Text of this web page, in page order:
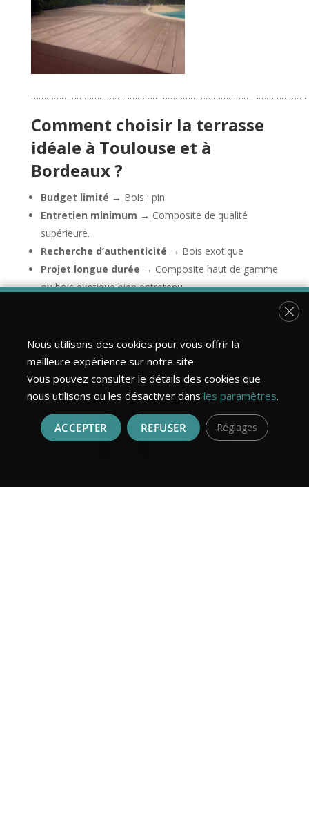
Comment choisir la terrasse
idéale à Toulouse et à
Bordeaux ?
Budget limité → Bois : pin
Entretien minimum → Composite de qualité
supérieure.
Recherche d’authenticité → Bois exotique
Projet longue durée → Composite haut de gamme
ou bois exotique bien entretenu.
votre usage.
Faites appel à un artisan local
pour votre terrasse
Choisir le bon matériau ne suffit pas : unepose
professionnellegarantit une terrasse stable,
Nous utilisons des cookies pour vous offrir la
meilleure expérience sur notre site.
Vous pouvez consulter le détails des cookies que
nous utilisons ou les désactiver dans les paramètres.
ACCEPTER REFUSER Réglages